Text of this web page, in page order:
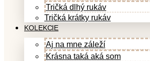
Tričká dlhý rukáv
Tričká krátky rukáv
KOLEKCIE
Aj na mne záleží
Krásna taká aká som